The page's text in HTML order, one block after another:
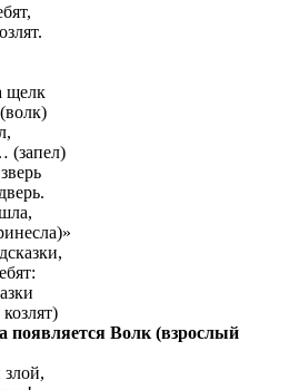
щелк
(запел)
появляется Волк (взрослый